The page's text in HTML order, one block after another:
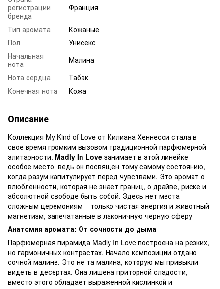
регистрации
бренда
Франция
Тип аромата
Кожаные
Пол
Унисекс
Начальная
нота
Малина
Нота сердца
Табак
Конечная нота
Кожа
Описание
Коллекция My Kind of Love от Килиана Хеннесси стала в
свое время громким вызовом традиционной парфюмерной
элитарности. Madly In Love занимает в этой линейке
особое место, ведь он посвящен тому самому состоянию,
когда разум капитулирует перед чувствами. Это аромат о
влюбленности, которая не знает границ, о драйве, риске и
абсолютной свободе быть собой. Здесь нет места
сложным церемониям – только чистая энергия и животный
магнетизм, запечатанные в лаконичную черную сферу.
Анатомия аромата: От сочности до дыма
Парфюмерная пирамида Madly In Love построена на резких,
но гармоничных контрастах. Начало композиции отдано
сочной малине. Это не та малина, которую мы привыкли
видеть в десертах. Она лишена приторной сладости,
вместо этого обладает выраженной кислинкой и